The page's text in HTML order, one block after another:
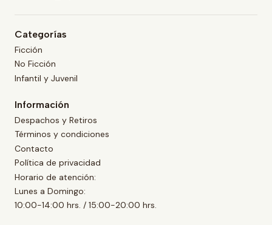
Categorías
Ficción
No Ficción
Infantil y Juvenil
Información
Despachos y Retiros
Términos y condiciones
Contacto
Política de privacidad
Horario de atención:
Lunes a Domingo:
10:00-14:00 hrs. / 15:00-20:00 hrs.